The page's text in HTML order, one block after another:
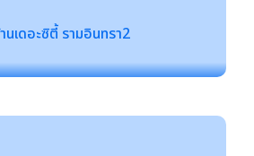
นเดอะซิตี้ รามอินทรา2